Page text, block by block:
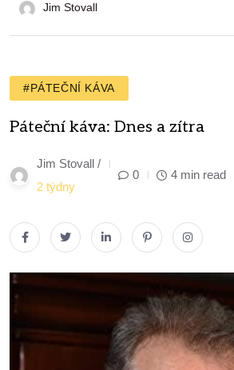
Jim Stovall
#PÁTEČNÍ KÁVA
Páteční káva: Dnes a zítra
Jim Stovall /
2 týdny
0 4 min read